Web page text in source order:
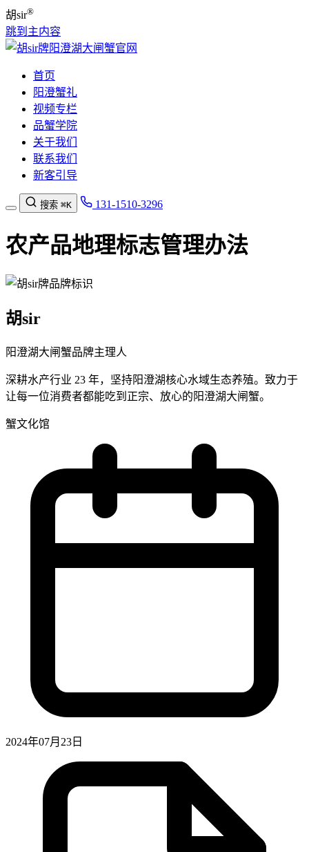
胡sir®
跳到主内容
首页
阳澄蟹礼
视频专栏
品蟹学院
关于我们
联系我们
新客引导
搜索 ⌘K 131-1510-3296
农产品地理标志管理办法
胡sir
阳澄湖大闸蟹品牌主理人
深耕水产行业 23 年，坚持阳澄湖核心水域生态养殖。致力于
让每一位消费者都能吃到正宗、放心的阳澄湖大闸蟹。
蟹文化馆
2024年07月23日